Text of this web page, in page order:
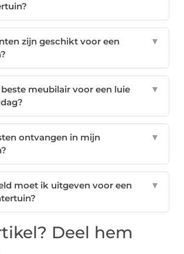
zijn geschikt voor een
▼
meubilair voor een luie
▼
ontvangen in mijn
▼
moet ik uitgeven voor een
▼
Deel hem